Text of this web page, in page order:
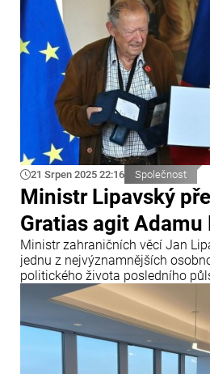
prezidentem TME.
21 Srpen 2025 22:16 Společnost
Ministr Lipavský
Gratias agit
Ministr zahraničních věcí Jan
jednu z nejvýznamnějších
politického života posledního
Michnika. Následně mu na půdě
předal rezortní vyznamenání
dobrého jména České republiky